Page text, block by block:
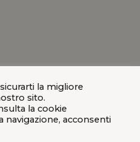
la migliore
sito.
la cookie
navigazione, acconsenti